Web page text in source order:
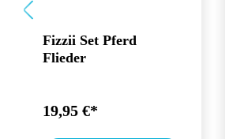
Fizzii Set Pferd
Flieder
19,95 €*